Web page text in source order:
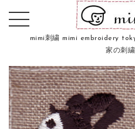
mimi刺繍 mimi embroidery
家の刺